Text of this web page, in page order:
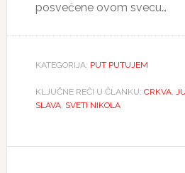
posvećene ovom svecu…
KATEGORIJA: PUT PUTUJEM
KLJUČNE REČI U ČLANKU: CRKVA,
SLAVA, SVETI NIKOLA